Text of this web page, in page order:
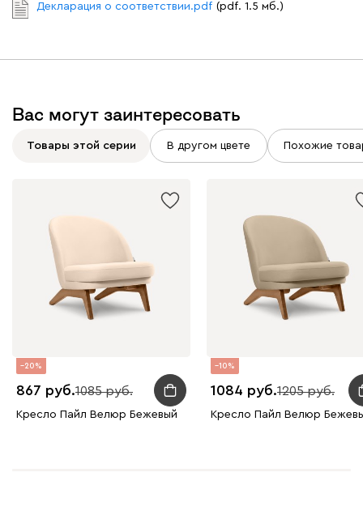
Декларация о соответствии.pdf (pdf. 1.5 мб.)
Вас могут заинтересовать
Товары этой серии В другом цвете Похожие
20
867 1085
Кресло Пайл Велюр Бежевый
10
1084 1205
Кресло Пайл Велюр